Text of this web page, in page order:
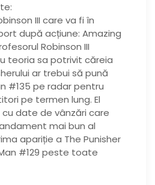
III care va fi în
după acțiune: Amazing
Robinson III
teoria sa potrivit căreia
ar trebui să pună
#135 pe radar pentru
pe termen lung. El
date de vânzări care
mai bun al
apariție a The Punisher
#129 peste toate